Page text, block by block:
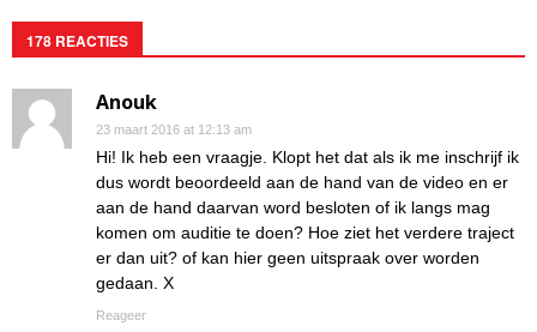
178 REACTIES
Anouk
23 maart 2016 at 12:13 am
Hi! Ik heb een vraagje. Klopt het dat als ik me inschrijf ik
dus wordt beoordeeld aan de hand van de video en er
aan de hand daarvan word besloten of ik langs mag
komen om auditie te doen? Hoe ziet het verdere traject
er dan uit? of kan hier geen uitspraak over worden
gedaan. X
Reageer